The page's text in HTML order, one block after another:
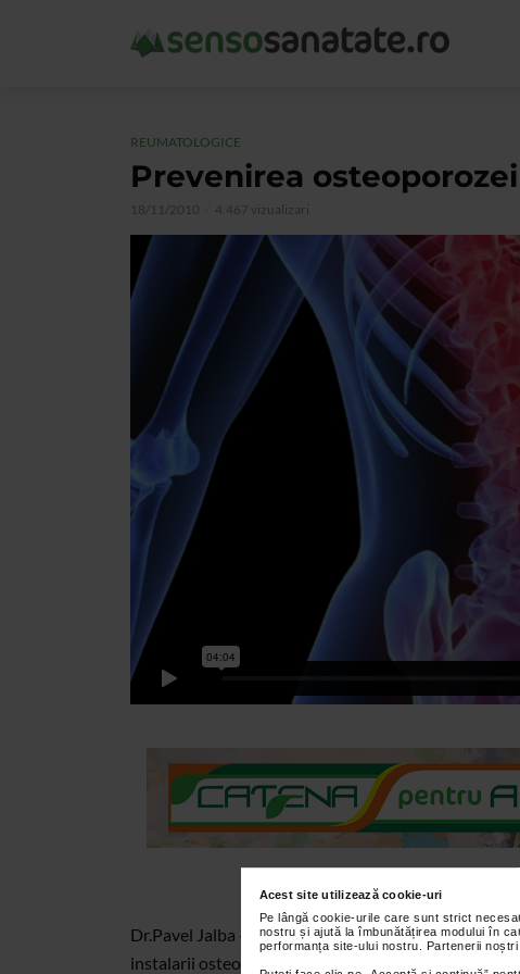
Acest site utilizează cookie-uri
Pe lângă cookie-urile care sunt strict
nostru și ajută la îmbunătățirea modului în
performanța site-ului nostru. Partenerii
REUMATOLOGICE
Prevenirea osteoporozei
18/11/2010 4.467 vizualizari
Dr.Pavel Jalba - medic specialist endocrinologie -
instalarii osteoporozei si despre tehnicile cele mai